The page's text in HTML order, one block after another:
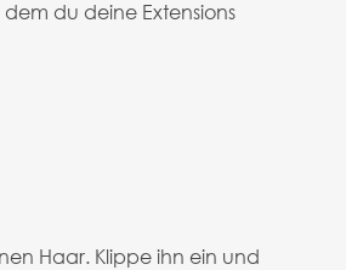
du deine Extensions
Haar. Klippe ihn ein und